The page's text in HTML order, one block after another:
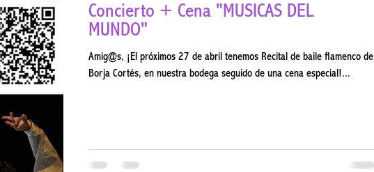
Concierto + Cena "MÚSICAS DEL
MUNDO"
Amig@s, ¡El próximos 27 de abril tenemos Recital de baile flamenco de
Borja Cortés, en nuestra bodega seguido de una cena especial!...